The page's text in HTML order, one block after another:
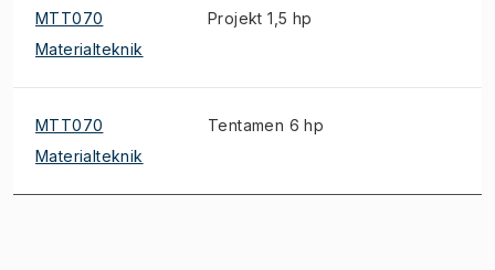
MTT070
Materialteknik
Projekt 1,5 hp
MTT070
Materialteknik
Tentamen 6 hp